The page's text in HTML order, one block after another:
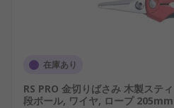
在庫あり
RS PRO 金切りばさみ 木製ステ
段ボール, ワイヤ, ロープ 205mm